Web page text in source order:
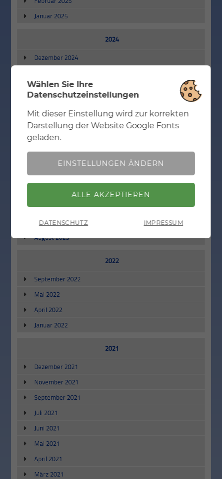
Januar 2025
2024
Dezember 2024
Oktober 2024
Juni 2024
Mai 2024
April 2024
Januar 2024
November 2023
Oktober 2023
August 2023
2022
September 2022
Mai 2022
April 2022
Januar 2022
2021
Dezember 2021
November 2021
September 2021
Juli 2021
Juni 2021
Mai 2021
April 2021
März 2021
Wählen Sie Ihre
Datenschutzeinstellungen
Notwendig Mit dieser Einstellung wird zur korrekten
Darstellung der Website Google Fonts geladen.
ZURÜCK
Mit dieser Einstellung wird zur korrekten
Darstellung der Website Google Fonts
geladen.
EINSTELLUNGEN ÄNDERN
DATENSCHUTZ IMPRESSUM